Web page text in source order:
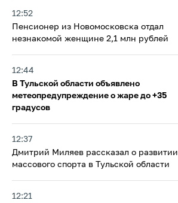
12:52
Пенсионер из Новомосковска отдал
незнакомой женщине 2,1 млн рублей
12:44
В Тульской области объявлено
метеопредупреждение о жаре до +35
градусов
12:37
Дмитрий Миляев рассказал о развитии
массового спорта в Тульской области
12:21